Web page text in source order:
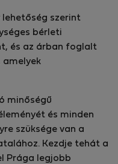
lehetőség szerint
bérleti
és az árban foglalt
amelyek
minőségű
és minden
szüksége van a
Kezdje tehát a
Prága legjobb